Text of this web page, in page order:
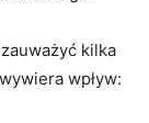
kilka
wpływ: